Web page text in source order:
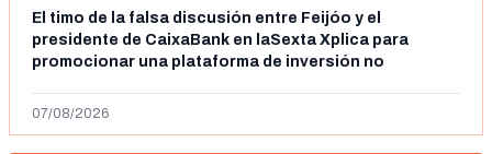
El timo de la falsa discusión entre Feijóo y el
presidente de CaixaBank en laSexta Xplica para
promocionar una plataforma de inversión no
07/08/2026